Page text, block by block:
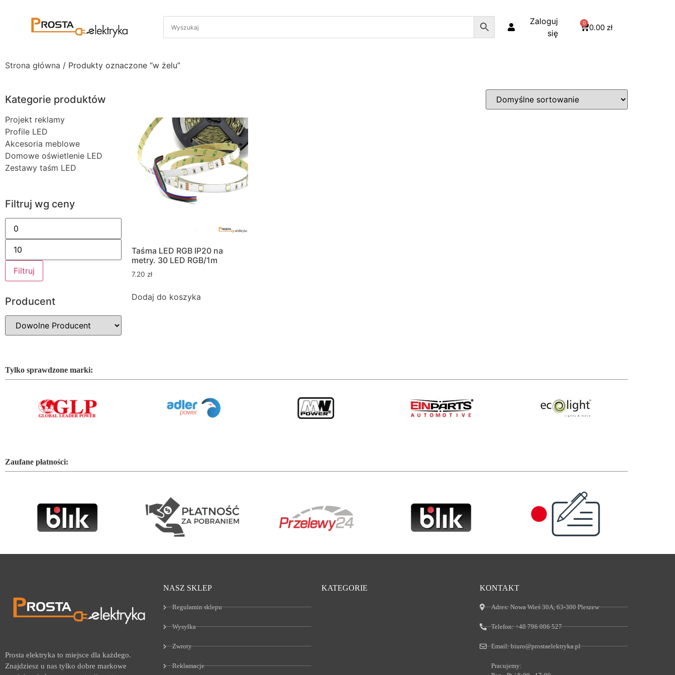
Zaloguj
się
0.00 zł
0
Strona główna / Produkty oznaczone “w żelu”
Kategorie produktów
Projekt reklamy
Profile LED
Akcesoria meblowe
Domowe oświetlenie LED
Zestawy taśm LED
Filtruj wg ceny
Filtruj
Producent
Taśma LED RGB IP20 na
metry. 30 LED RGB/1m
7.20 zł
Dodaj do koszyka
Tylko sprawdzone marki:
Zaufane płatności:
Prosta elektryka to miejsce dla każdego.
Znajdziesz u nas tylko dobre markowe
NASZ SKLEP
Regulamin sklepu
Wysyłka
Zwroty
Reklamacje
KATEGORIE KONTAKT
Adres:Nowa Wieś 30A, 63-300 Pleszew
Telefon:+48 796 006 527
Email:biuro@prostaelektryka.pl
Pracujemy: